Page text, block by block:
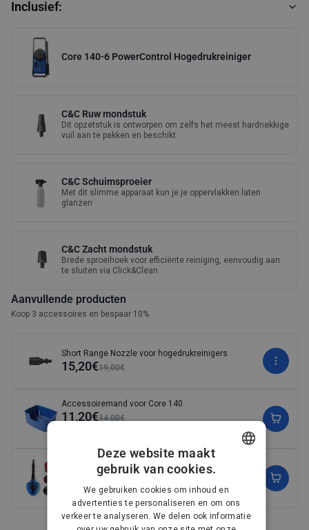
Inclusief:
Core 140-6 PowerControl Hogedrukreiniger
C&C Ruw mondstuk
Dit opzetstuk is ontworpen om zelfs het meest hardnekkige
vuil aan te pakken en beschikt
C&C Schuimsproeier
Met dit slimme apparaat kun je je oppervlakken laten
glanzen
C&C Zacht mondstuk
Brede sproeihoek voor efficiënte reiniging, eenvoudig aan
te sluiten via Click&Clean
Aanvullende producten
Koop 3 accessoires en bespaar 10%
Short Range Nozzle voor hogedrukreinigers
15,20€19,00€
Accessoiremand voor Core 140
11,20€14,00€
Multiborstelset voor hogedrukreinigers
51,20€64,00€
(5)
Meer weergeven
DANISH
DUTCH
Deze website maakt
gebruik van cookies.
We gebruiken cookies om inhoud en
advertenties te personaliseren en om ons
verkeer te analyseren. We delen ook informatie